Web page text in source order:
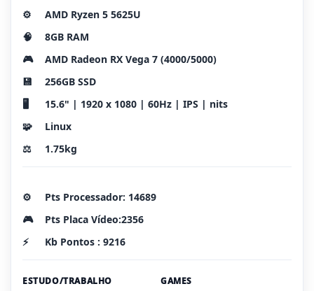
⚙️
AMD Ryzen 5 5625U
🧠
8GB RAM
🎮
AMD Radeon RX Vega 7 (4000/5000)
💾
256GB SSD
🖥️
15.6" | 1920 x 1080 | 60Hz | IPS | nits
🧩
Linux
⚖️
1.75kg
⚙️
Pts Processador: 14689
🎮
Pts Placa Vídeo:2356
⚡
Kb Pontos : 9216
ESTUDO/TRABALHO GAMES